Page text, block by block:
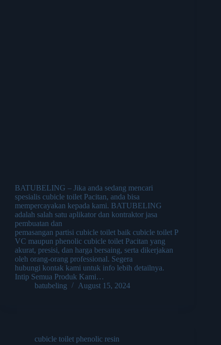
BATUBELING – Jika anda sedang mencari
spesialis cubicle toilet Pacitan, anda bisa
mempercayakan kepada kami. BATUBELING
adalah salah satu aplikator dan kontraktor jasa
pembuatan dan
pemasangan partisi cubicle toilet baik cubicle toilet P
VC maupun phenolic cubicle toilet Pacitan yang
akurat, presisi, dan harga bersaing, serta dikerjakan
oleh orang-orang professional. Segera
hubungi kontak kami untuk info lebih detailnya.
Intip Semua Produk Kami…
batubeling
August 15, 2024
cubicle toilet phenolic resin